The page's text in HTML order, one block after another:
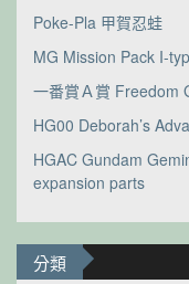
Poke-Pla 甲賀忍蛙
MG Mission Pack I-
一番賞Ａ賞 Freedom
HG00 Deborah’s
HGAC Gundam
expansion parts
分類